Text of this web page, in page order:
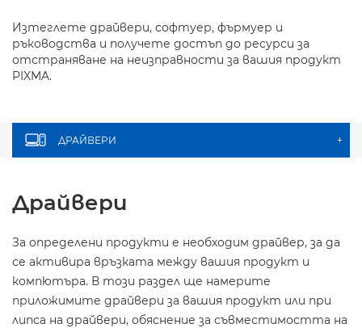
Изтеглете драйвери, софтуер, фърмуер и
ръководства и получете достъп до ресурси за
отстраняване на неизправности за вашия продукт
PIXMA.
ДРАЙВЕРИ +
Драйвери
За определени продукти е необходим драйвер, за да
се активира връзката между вашия продукт и
компютъра. В този раздел ще намерите
приложимите драйвери за вашия продукт или при
липса на драйвери, обяснение за съвместимостта на